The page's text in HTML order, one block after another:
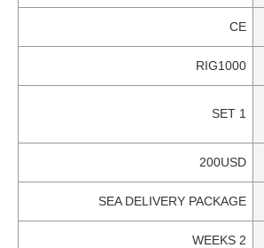
CE
RIG1000
1 SET
200USD
SEA DELIVERY PACKAGE
2 WEEKS